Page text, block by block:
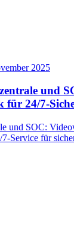
2025
und
24/7-
und SOC:
Service für